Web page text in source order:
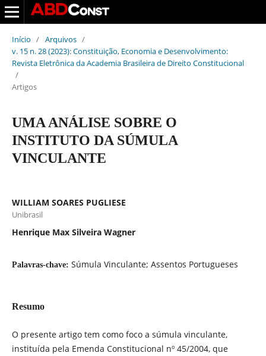
Início / Arquivos /
v. 15 n. 28 (2023): Constituição, Economia e Desenvolvimento:
Revista Eletrônica da Academia Brasileira de Direito Constitucional
/
Artigos
UMA ANÁLISE SOBRE O
INSTITUTO DA SÚMULA
VINCULANTE
WILLIAM SOARES PUGLIESE
Unibrasil
Henrique Max Silveira Wagner
Palavras-chave: Súmula Vinculante; Assentos Portugueses
Resumo
O presente artigo tem como foco a súmula vinculante,
instituída pela Emenda Constitucional nº 45/2004, que